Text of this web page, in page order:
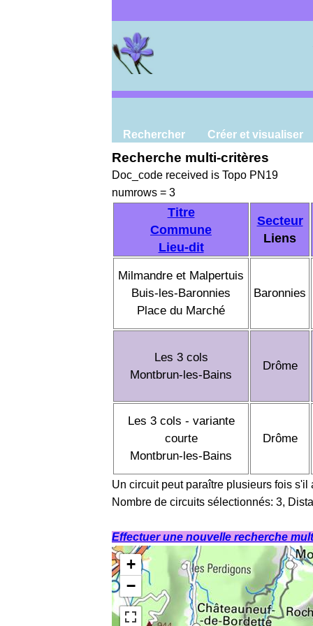
Rechercher Créer et visualiser
Recherche multi-critères
Doc_code received is Topo PN19
numrows = 3
Titre
Commune
Lieu-dit
Secteur
Liens
Milmandre et Malpertuis
Buis-les-Baronnies
Place du Marché
Baronnies
Les 3 cols
Montbrun-les-Bains
Drôme
Les 3 cols - variante
courte
Montbrun-les-Bains
Drôme
Un circuit peut paraître plusieurs fois
Nombre de circuits sélectionnés: 3,
Effectuer une nouvelle recherche
+
−